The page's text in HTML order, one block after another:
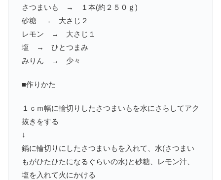
さつまいも → １本(約２５０ｇ)
砂糖 → 大さじ２
レモン → 大さじ１
塩 → ひとつまみ
みりん → 少々
■作りかた
１ｃｍ幅に輪切りしたさつまいもを水にさらしてアク
抜きをする
↓
鍋に輪切りにしたさつまいもを入れて、水(さつまい
もがひたひたになるぐらいの水)と砂糖、レモン汁、
塩を入れて火にかける